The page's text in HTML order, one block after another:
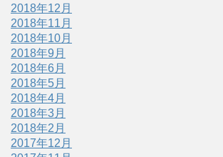
2018年12月
2018年11月
2018年10月
2018年9月
2018年6月
2018年5月
2018年4月
2018年3月
2018年2月
2017年12月